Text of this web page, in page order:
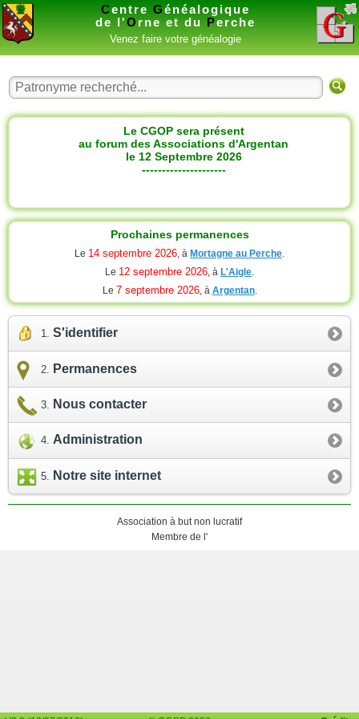
Centre Généalogique
de l'O rne et du Perche
Venez faire votre généalogie
Le CGOP sera présent
au forum des Associations d'Argentan
le 12 Septembre 2026
---------------------
Prochaines permanences
Le 14 septembre 2026, à Mortagne au Perche.
Le 12 septembre 2026, à L'Aigle.
Le 7 septembre 2026, à Argentan.
S'identifier
Permanences
Nous contacter
Administration
Notre site internet
Association à but non lucratif
Membre de l'